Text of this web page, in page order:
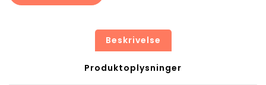
Beskrivelse
Produktoplysninger